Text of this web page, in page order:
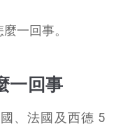
一回事。
一回事
、法國及西德 5